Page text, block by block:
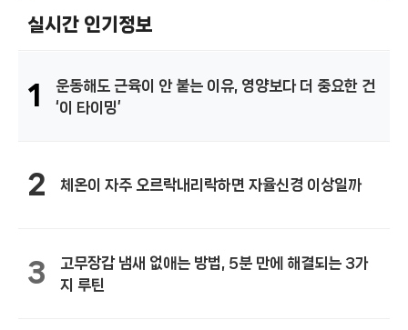
실시간 인기정보
1
운동해도 근육이 안 붙는 이유, 영양보다 더 중요한 건
‘이 타이밍’
2 체온이 자주 오르락내리락하면 자율신경 이상일까
3
고무장갑 냄새 없애는 방법, 5분 만에 해결되는 3가
지 루틴